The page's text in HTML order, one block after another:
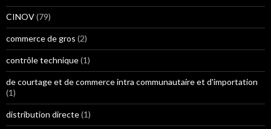
CINOV(79)
commerce de gros (2)
contrôle technique(1)
de courtage et de commerce intra communautaire et d'importation
(1)
distribution directe(1)